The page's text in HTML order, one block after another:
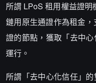
所謂 LPoS 租用權益證
鏈用原生通證作為租金
證的節點，獲取「去中
運行。
所謂「去中心化信任」